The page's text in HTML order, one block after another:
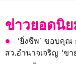
ข่าวยอดนิ
‘ยิ่งชีพ’ ขอบคุ
สว.อำนาจเจริญ ‘ขา